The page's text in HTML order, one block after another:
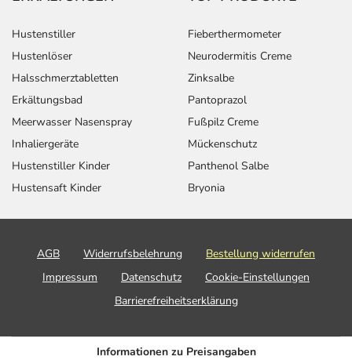
Hustenstiller
Hustenlöser
Halsschmerztabletten
Erkältungsbad
Meerwasser Nasenspray
Inhaliergeräte
Hustenstiller Kinder
Hustensaft Kinder
Fieberthermometer
Neurodermitis Creme
Zinksalbe
Pantoprazol
Fußpilz Creme
Mückenschutz
Panthenol Salbe
Bryonia
AGB Widerrufsbelehrung
Bestellung widerrufen
Impressum
Datenschutz
Cookie-Einstellungen
Barrierefreiheitserklärung
Informationen zu Preisangaben